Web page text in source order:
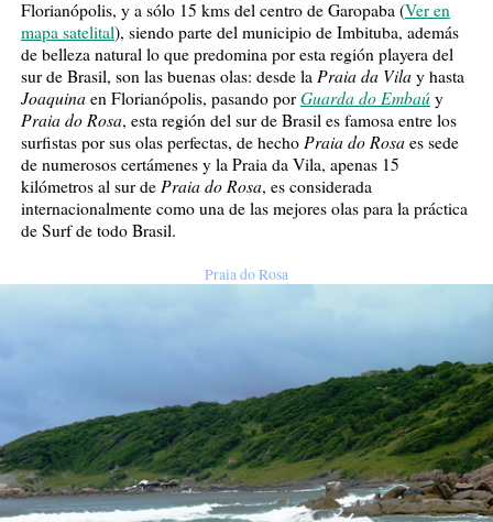
Florianópolis, y a sólo 15 kms del centro de Garopaba (Ver en
mapa satelital), siendo parte del municipio de Imbituba, además
de belleza natural lo que predomina por esta región playera del
sur de Brasil, son las buenas olas: desde la Praia da Vilay hasta
Joaquinaen Florianópolis, pasando porGuarda do Embaúy
Praia do Rosa, esta región del sur de Brasil es famosa entre los
surfistas por sus olas perfectas, de hecho Praia do Rosaes sede
de numerosos certámenes y la Praia da Vila, apenas 15
kilómetros al sur de Praia do Rosa, es considerada
internacionalmente como una de las mejores olas para la práctica
de Surf de todo Brasil.
Praia do Rosa